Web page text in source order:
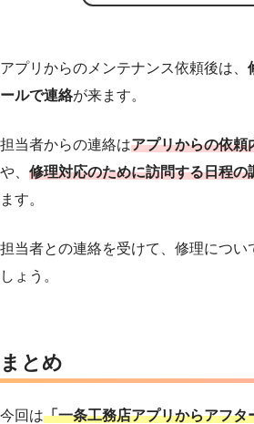
アプリからのメンテナンス依頼後は、
ールで連絡が来ます。
担当者からの連絡はアプリからの依頼
や、 修理対応のために訪問する日程の
ます。
担当者との連絡を受けて、修理につい
しょう。
まとめ
今回は「一条工務店アプリからアフタ